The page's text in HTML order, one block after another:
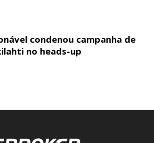
condenou campanha de
no heads-up